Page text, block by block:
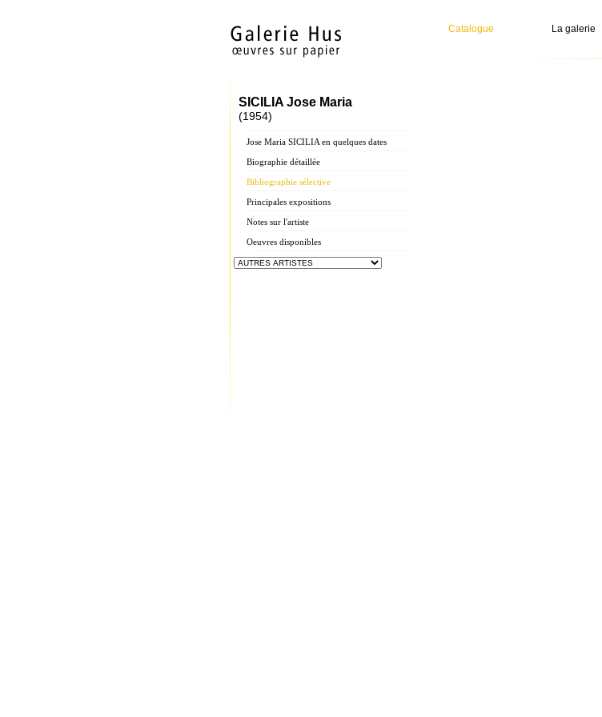
Catalogue La galerie
SICILIA Jose Maria
(1954)
Jose Maria SICILIA en quelques dates
Biographie détaillée
Bibliographie sélective
Principales expositions
Notes sur l'artiste
Oeuvres disponibles